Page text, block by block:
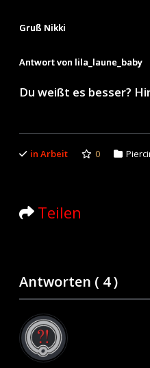
Gruß Nikki
Antwort von lila_laune_baby
Du weißt es besser?
in Arbeit 0
Teilen
Antworten ( 4)